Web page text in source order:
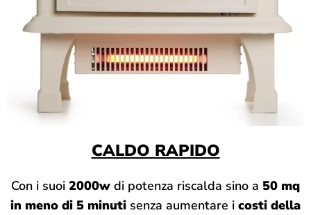
CALDO RAPIDO
Con i suoi 2000w di potenza riscalda sino a 50 mq
in meno di 5 minuti senza aumentare i costi della